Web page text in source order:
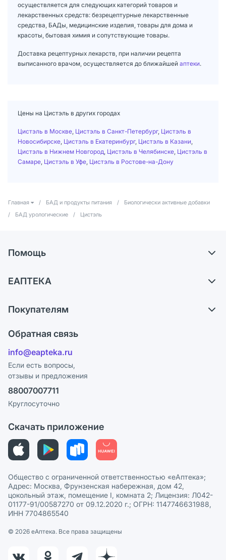
осуществляется для следующих категорий товаров и
лекарственных средств: безрецептурные лекарственные
средства, БАДы, медицинские изделия, товары для дома и
красоты, бытовая химия и сопутствующие товары.
Доставка рецептурных лекарств, при наличии рецепта
выписанного врачом, осуществляется до ближайшей аптеки.
Цены на Цистэль в других городах
Цистэль в Москве Цистэль в Санкт-Петербург, Цистэль в
Новосибирске Цистэль в Екатеринбург, Цистэль в Казани
Цистэль в Нижнем Новгород Цистэль в Челябинске Цистэль в
Самаре Цистэль в Уфе Цистэль в Ростове-на-Дону
Главная / БАД и продукты питания /
Биологически активные добавки
/
БАД урологические / Цистэль
Помощь
Самовывоз из аптек
Ответы на вопросы
Блог
ЕАПТЕКА
Карьера
Поставщики
Лицензия
Реклама на сайте
Ваши товары на ЕАПТЕКЕ
Покупателям
Программа СберСпасибо
Политика конфиденциальности
Пользовательское соглашение
Политика рекомендаций
Этика и соответствие
Политика в отношении обработки персональных данных
Обратная связь
info@eapteka.ru
Если есть вопросы,
отзывы и предложения
88007007711
Круглосуточно
Скачать приложение
Общество с ограниченной ответственностью «еАптека»;
Адрес: Москва, Фрунзенская набережная, дом 42,
цокольный этаж, помещение I, комната 2; Лицензия: Л042-
01177-91/00587270 от 09.12.2020 г.; ОГРН: 1147746631988,
ИНН 7704865540
© 2026 eАптека. Все права защищены